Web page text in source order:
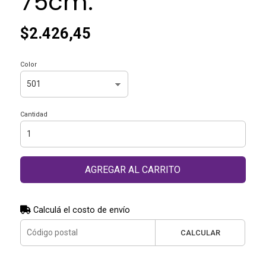
$2.426,45
Color
Cantidad
AGREGAR AL CARRITO
Calculá el costo de envío
CALCULAR